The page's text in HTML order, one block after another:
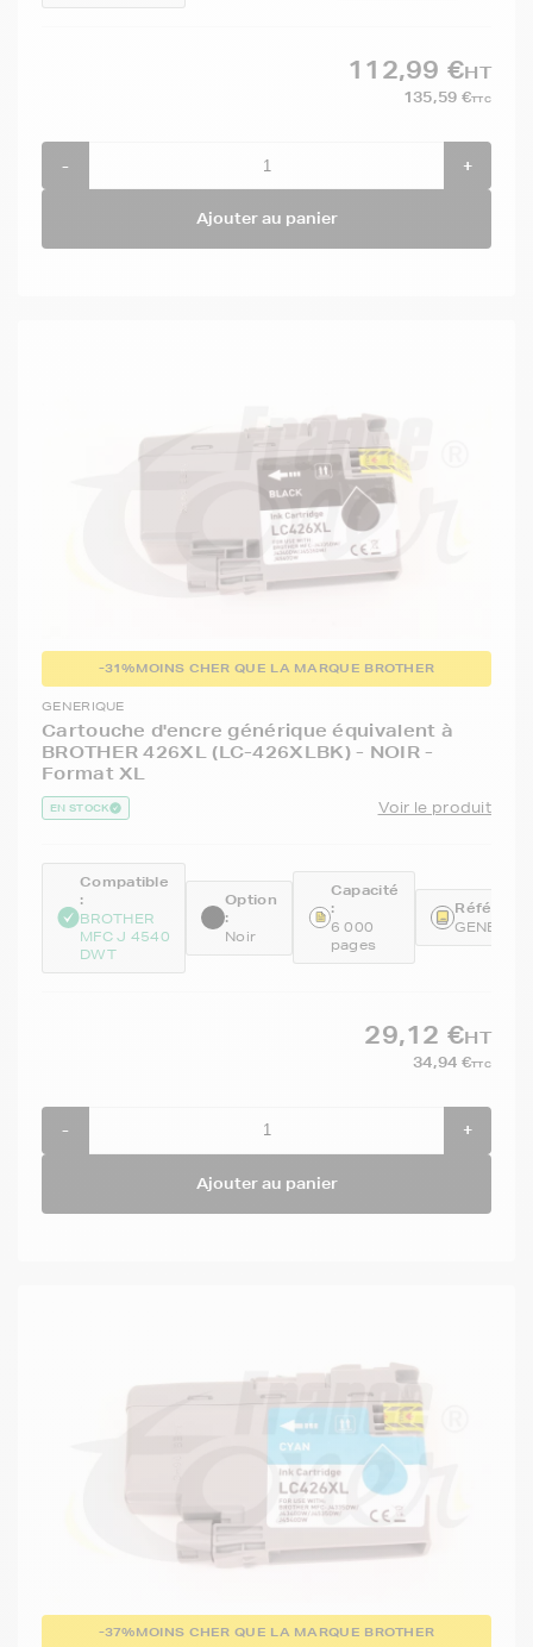
112,99 €HT
135,59 €TTC
- +
Ajouter au panier
-31%MOINS CHER QUE LA MARQUE BROTHER
GENERIQUE
Cartouche d'encre générique équivalent à
BROTHER 426XL (LC-426XLBK) - NOIR -
Format XL
EN STOCK Voir le produit
Compatible
:
BROTHER
MFC J 4540
DWT
Option
:
Noir
Capacité
:
6 000
pages
29,12 €HT
34,94 €TTC
- +
Ajouter au panier
-37%MOINS CHER QUE LA MARQUE BROTHER